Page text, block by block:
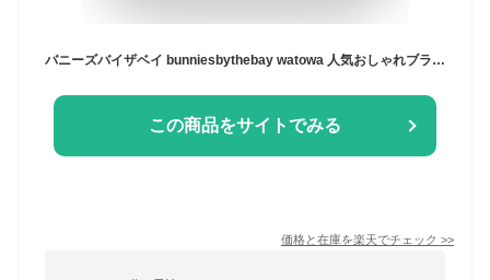
バニーズバイザベイ bunniesbythebay watowa 人気おしゃれブランドのベビー用品いずれかが必ず入る！金額と性別と季節とサイズが選べるベビー服の福袋 (出産祝い 赤ちゃん 新生児 一歳 二歳 男の子 女の子 ギフト プレゼント)
この商品をサイトでみる
価格と在庫を楽天でチェック >>